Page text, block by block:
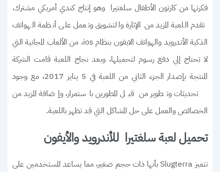
فكرتها من كارتون الأطفال سلغتيرا وهو إنتاج كندي أمريكي مشترك،
تقدم اللعبة المزيد من الإثارة والتشويق وتعمل على أنظمة الهواتف
الذكية الأندرويد والهواتف الايفون بنظام ios، من الألعاب المجانية التي
لا تحتاج إلي دفع رسوم لتحميلها، وبعد نجاح اللعبة قامت الشركة
المنتجة بإصدار الجزء الثاني من اللعبة في 5 يناير 2017، مع وجود
تحديثات وتطوير من قبل المطورين باستمرار، وإضافة المزيد من
الخصائص والعمل على حل المشاكل التي قد تظهر باللعبة.
تحميل لعبة سلغتيرا للأندرويد والأيفون
تتميز Slugterra بأنها ذات حجم صغير، مما يساعد المستخدمين على